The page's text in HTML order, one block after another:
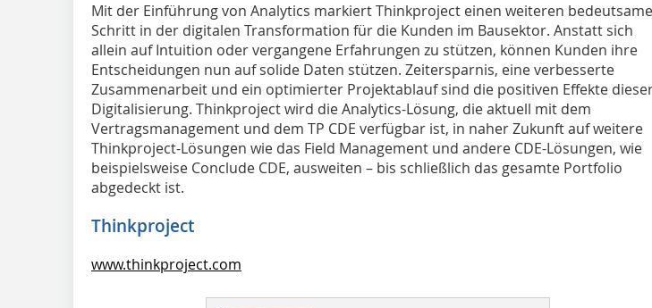
Mit der Einführung von Analytics markiert Thinkproject einen weiteren
Schritt in der digitalen Transformation für die Kunden im Bausektor. Anstatt sich
allein auf Intuition oder vergangene Erfahrungen zu stützen, können Kunden ihre
Entscheidungen nun auf solide Daten stützen. Zeitersparnis, eine verbesserte
Zusammenarbeit und ein optimierter Projektablauf sind die positiven Effekte
Digitalisierung. Thinkproject wird die Analytics-Lösung, die aktuell mit dem
Vertragsmanagement und dem TP CDE verfügbar ist, in naher Zukunft auf weitere
Thinkproject-Lösungen wie das Field Management und andere CDE-Lösungen, wie
beispielsweise Conclude CDE, ausweiten – bis schließlich das gesamte Portfolio
abgedeckt ist.
Thinkproject
www.thinkproject.com